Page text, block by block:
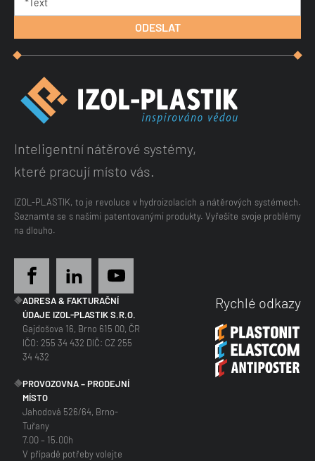
Inteligentní nátěrové systémy,
které pracují místo vás.
IZOL-PLASTIK, to je revoluce v hydroizolacích a nátěrových systémech.
Seznamte se s našimi patentovanými produkty. Vyřešíte svoje problémy
na dlouho.
ADRESA & FAKTURAČNÍ
ÚDAJE IZOL-PLASTIK S.R.O.
Gajdošova 16, Brno 615 00, ČR
IČO: 255 34 432 DIČ: CZ 255
34 432
PROVOZOVNA – PRODEJNÍ
MÍSTO
Jahodová 526/64, Brno-
Tuřany
7.00 – 15.00h
V případě potřeby volejte
Rychlé odkazy